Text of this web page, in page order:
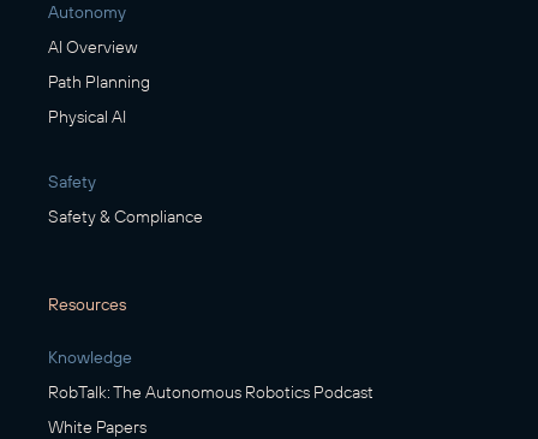
Autonomy
AI Overview
Path Planning
Physical AI
Safety
Safety & Compliance
Resources
Knowledge
RobTalk: The Autonomous Robotics Podcast
White Papers